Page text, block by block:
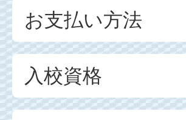
お支払い方法
入校資格